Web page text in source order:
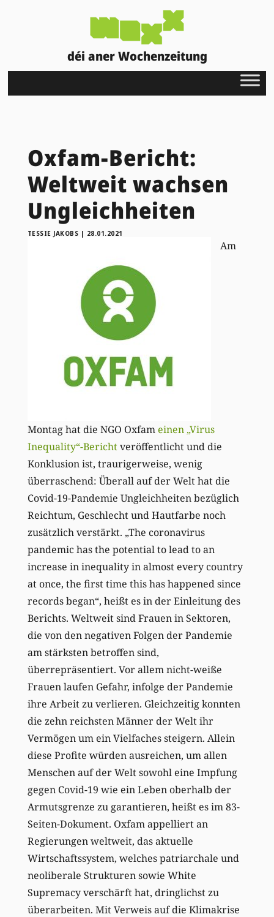
déi aner Wochenzeitung
Oxfam-Bericht:
Weltweit wachsen
Ungleichheiten
TESSIE JAKOBS | 28.01.2021
Am
Montag hat die NGO Oxfameinen „Virus
Inequality“-Berichtveröffentlicht und die
Konklusion ist, traurigerweise, wenig
überraschend: Überall auf der Welt hat die
Covid-19-Pandemie Ungleichheiten bezüglich
Reichtum, Geschlecht und Hautfarbe noch
zusätzlich verstärkt. „The coronavirus
pandemic has the potential to lead to an
increase in inequality in almost every country
at once, the first time this has happened since
records began“, heißt es in der Einleitung des
Berichts. Weltweit sind Frauen in Sektoren,
die von den negativen Folgen der Pandemie
am stärksten betroffen sind,
überrepräsentiert. Vor allem nicht-weiße
Frauen laufen Gefahr, infolge der Pandemie
ihre Arbeit zu verlieren. Gleichzeitig konnten
die zehn reichsten Männer der Welt ihr
Vermögen um ein Vielfaches steigern. Allein
diese Profite würden ausreichen, um allen
Menschen auf der Welt sowohl eine Impfung
gegen Covid-19 wie ein Leben oberhalb der
Armutsgrenze zu garantieren, heißt es im 83-
Seiten-Dokument. Oxfam appelliert an
Regierungen weltweit, das aktuelle
Wirtschaftssystem, welches patriarchale und
neoliberale Strukturen sowie White
Supremacy verschärft hat, dringlichst zu
überarbeiten. Mit Verweis auf die Klimakrise